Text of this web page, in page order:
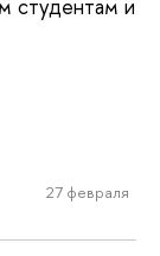
студентам и
27 февраля